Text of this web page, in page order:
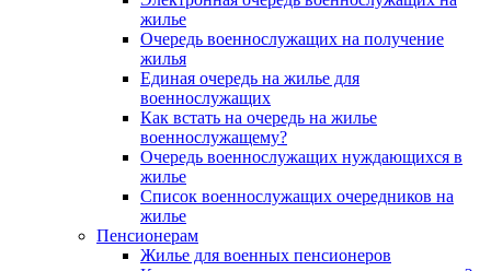
жилье
Очередь военнослужащих на получение
жилья
Единая очередь на жилье для
военнослужащих
Как встать на очередь на жилье
военнослужащему?
Очередь военнослужащих нуждающихся в
жилье
Список военнослужащих очередников на
жилье
Пенсионерам
Жилье для военных пенсионеров